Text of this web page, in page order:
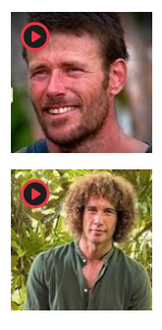
player2
player2